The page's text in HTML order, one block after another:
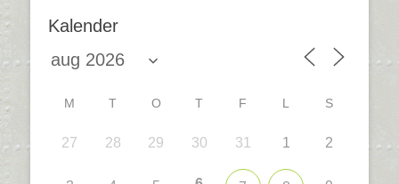
Kalender
M T O T F L S
27 28 29 30 31 1 2